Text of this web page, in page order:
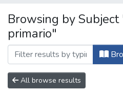
Browsing by
primario"
All browse results